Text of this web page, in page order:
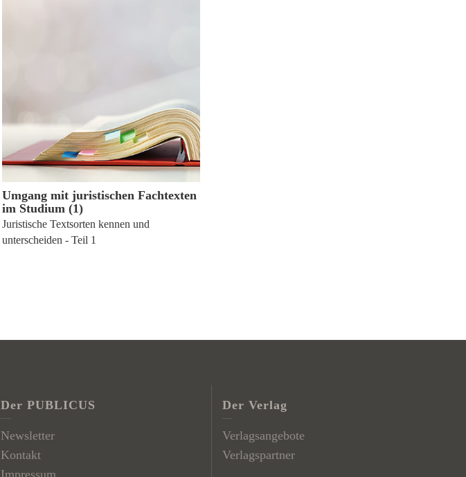
3. Juni 2021
Umgang mit juristischen Fachtexten
im Studium (1)
Juristische Textsorten kennen und
unterscheiden - Teil 1
Der PUBLICUS
Newsletter
Kontakt
Impressum
Der Verlag
Verlagsangebote
Verlagspartner